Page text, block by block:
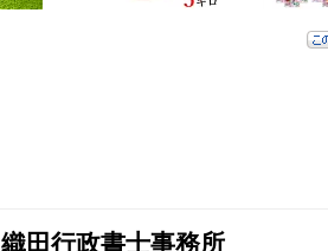
織田行政書士事務所